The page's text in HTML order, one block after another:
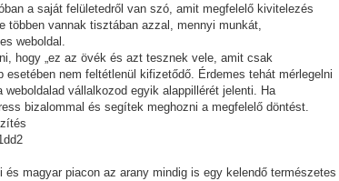
a saját felületedről van szó, amit megfelelő kivitelezés
többen vannak tisztában azzal, mennyi munkát,
weboldal.
hogy „ez az övék és azt tesznek vele, amit csak
esetében nem feltétlenül kifizetődő. Érdemes tehát mérlegelni
vállalkozod egyik alappillérét jelenti. Ha
bizalommal és segítek meghozni a megfelelő döntést.
és magyar piacon az arany mindig is egy kelendő természetes